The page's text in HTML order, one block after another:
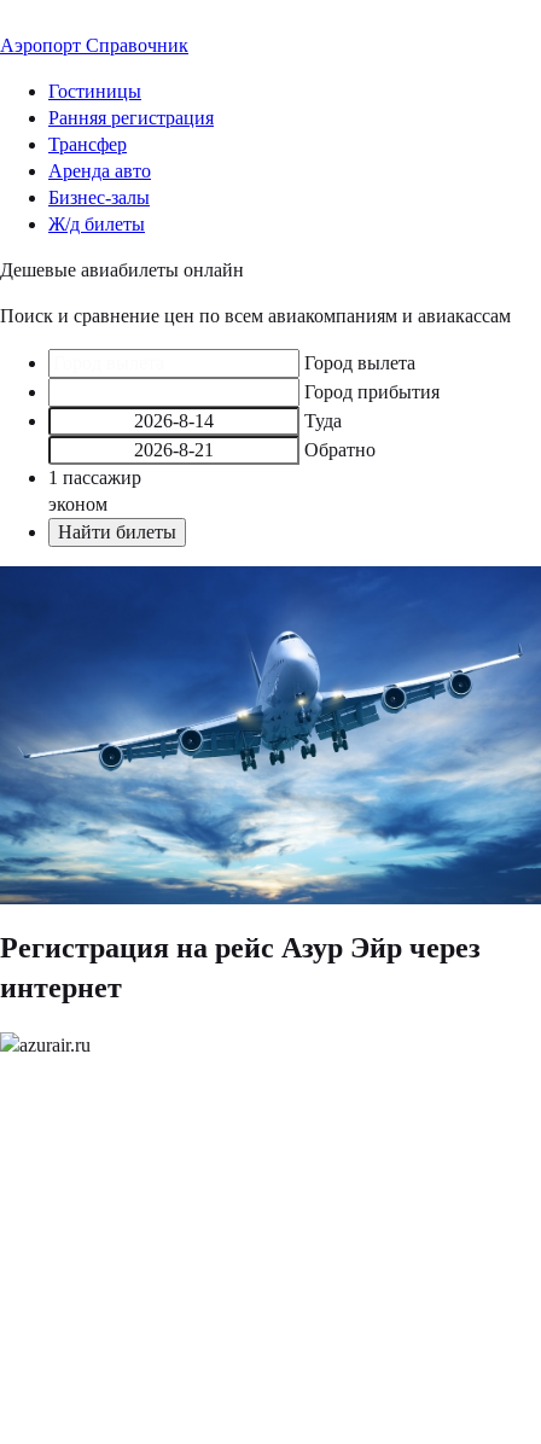
Аэропорт Справочник
Гостиницы
Ранняя регистрация
Трансфер
Аренда авто
Бизнес-залы
Ж/д билеты
Дешевые авиабилеты онлайн
Поиск и сравнение цен по всем авиакомпаниям и авиакассам
Город вылета
Город прибытия
Туда
Обратно
1 пассажир
эконом
Найти билеты
Регистрация на рейс Азур Эйр через
интернет